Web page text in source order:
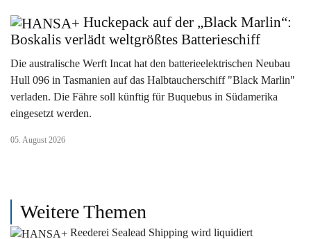
Huckepack auf der „Black Marlin“:
Boskalis verlädt weltgrößtes Batterieschiff
Die australische Werft Incat hat den batterieelektrischen Neubau
Hull 096 in Tasmanien auf das Halbtaucherschiff "Black Marlin"
verladen. Die Fähre soll künftig für Buquebus in Südamerika
eingesetzt werden.
05. August 2026
Weitere Themen
Reederei Sealead Shipping wird liquidiert